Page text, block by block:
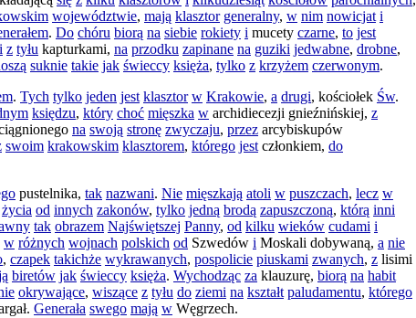
województwie, mają klasztor generalny, w nim nowicjat i
. Do chóru biorą na siebie rokiety i mucety czarne, to jest
z tyłu kapturkami, na przodku zapinane na guziki jedwabne, drobne,
suknie takie jak świeccy księża, tylko z krzyżem czerwonym.
. Tych tylko jeden jest klasztor w Krakowie, a drugi, kościołek Św.
księdzu, który choć mięszka w archidiecezji gnieźnińskiej, z
na swoją stronę zwyczaju, przez arcybiskupów
swoim krakowskim klasztorem, którego jest członkiem, do
pustelnika, tak nazwani. Nie mięszkają atoli w puszczach, lecz w
życia od innych zakonów, tylko jedną brodą zapuszczoną, którą inni
tak obrazem Najświętszej Panny, od kilku wieków cudami i
w różnych wojnach polskich od Szwedów i Moskali dobywaną, a nie
, czapek takichże wykrawanych, pospolicie piuskami zwanych, z lisimi
biretów jak świeccy księża. Wychodząc za klauzurę, biorą na habit
okrywające, wiszące z tyłu do ziemi na kształt paludamentu, którego
. Generała swego mają w Węgrzech.